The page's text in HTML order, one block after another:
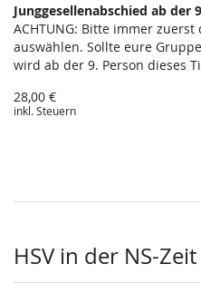
Junggesellenabschied ab der
ACHTUNG: Bitte immer
auswählen. Sollte eure
wird ab der 9. Person dieses
28,00 €
inkl. Steuern
HSV in der NS-Zeit